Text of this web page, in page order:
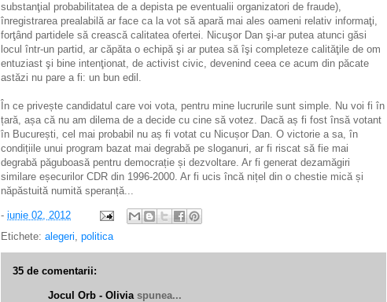
substanţial probabilitatea de a depista pe eventualii organizatori de fraude),
înregistrarea prealabilă ar face ca la vot să apară mai ales oameni relativ informaţi,
forţând partidele să crească calitatea ofertei. Nicuşor Dan şi-ar putea atunci găsi
locul într-un partid, ar căpăta o echipă şi ar putea să îşi completeze calităţile de om
entuziast şi bine intenţionat, de activist civic, devenind ceea ce acum din păcate
astăzi nu pare a fi: un bun edil.
În ce privește candidatul care voi vota, pentru mine lucrurile sunt simple. Nu voi fi în
țară, așa că nu am dilema de a decide cu cine să votez. Dacă aș fi fost însă votant
în București, cel mai probabil nu aș fi votat cu Nicușor Dan. O victorie a sa, în
condițiile unui program bazat mai degrabă pe sloganuri, ar fi riscat să fie mai
degrabă păguboasă pentru democrație și dezvoltare. Ar fi generat dezamăgiri
similare eșecurilor CDR din 1996-2000. Ar fi ucis încă nițel din o chestie mică și
năpăstuită numită speranță...
- iunie 02, 2012
Etichete: alegeri, politica
35 de comentarii:
Jocul Orb - Oliviaspunea...